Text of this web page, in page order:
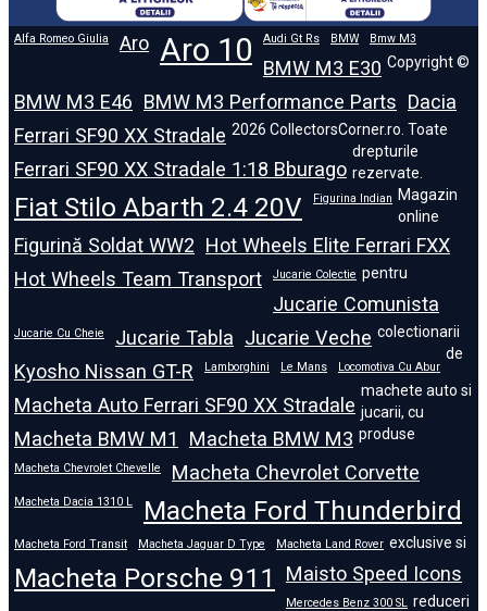
Alfa Romeo Giulia Aro Aro 10 Audi Gt Rs BMW Bmw M3
BMW M3 E30
BMW M3 E46 BMW M3 Performance Parts Dacia
Ferrari SF90 XX Stradale
Ferrari SF90 XX Stradale 1:18 Bburago
Fiat Stilo Abarth 2.4 20V Figurina Indian
Figurină Soldat WW2 Hot Wheels Elite Ferrari FXX
Hot Wheels Team Transport
Jucarie Colectie
Jucarie Comunista
Jucarie Cu Cheie Jucarie Tabla Jucarie Veche
Kyosho Nissan GT-R
Lamborghini Le Mans Locomotiva Cu Abur
Macheta Auto Ferrari SF90 XX Stradale
Macheta BMW M1
Macheta BMW M3
Macheta Chevrolet Chevelle Macheta Chevrolet Corvette
Macheta Dacia 1310 L Macheta Ford Thunderbird
Macheta Ford Transit Macheta Jaguar D Type Macheta Land Rover
Macheta Porsche 911 Maisto Speed Icons
Mercedes Benz 300 SL
Copyright ©
2026 CollectorsCorner.ro. Toate
drepturile
rezervate.
Magazin
online
pentru
colectionarii
de
machete auto si
jucarii, cu
produse
exclusive si
reduceri